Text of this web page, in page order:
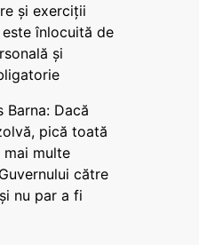
și exerciții
înlocuită de
și
Barna: Dacă
pică toată
mai multe
către
nu par a fi